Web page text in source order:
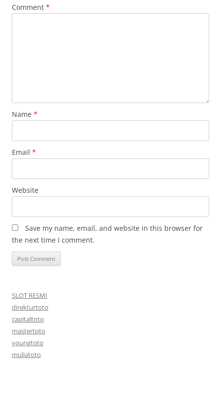
Comment *
Name *
Email *
Website
Save my name, email, and website in this browser for
the next time I comment.
SLOT RESMI
direkturtoto
capitaltoto
mastertoto
youngtoto
muliatoto